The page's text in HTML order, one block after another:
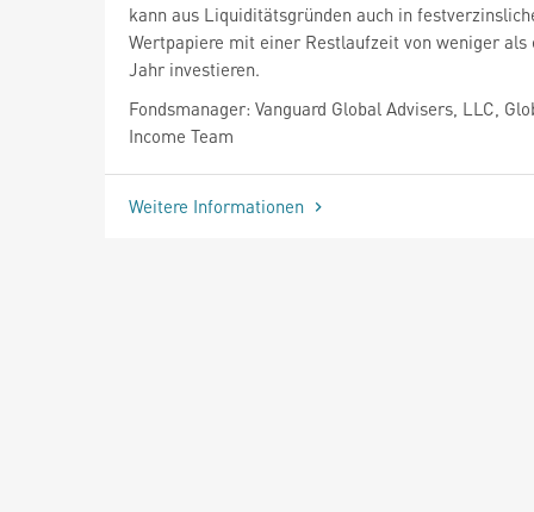
kann aus Liquiditätsgründen auch in
Wertpapiere mit einer Restlaufzeit von weniger als
Jahr investieren.
Fondsmanager: Vanguard Global Advisers, LLC,
Income Team
Weitere Informationen